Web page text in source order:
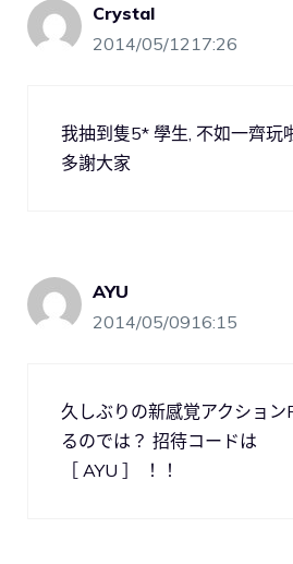
Crystal
2014/05/1217:26
我抽到隻5* 學生, 不如一齊玩
多謝大家
AYU
2014/05/0916:15
久しぶりの新感覚アクション
るのでは？ 招待コードは
［ AYU ］ ！！